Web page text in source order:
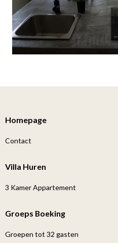
Homepage
Contact
Villa Huren
3 Kamer Appartement
Groeps Boeking
Groepen tot 32 gasten